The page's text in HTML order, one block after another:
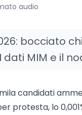
audio
bocciato
dati MIM e il
candidati
protesta, lo